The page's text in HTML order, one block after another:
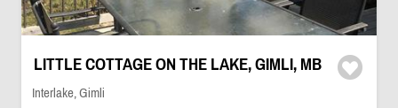
LITTLE COTTAGE ON THE LAKE, GIMLI, MB
Interlake, Gimli